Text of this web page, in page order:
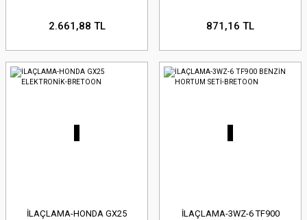
2.661,88 TL 871,16 TL
İLAÇLAMA-HONDA GX25
İLAÇLAMA-3WZ-6 TF900